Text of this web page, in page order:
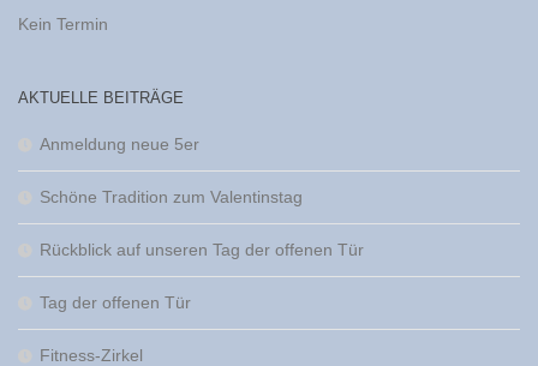
Kein Termin
AKTUELLE BEITRÄGE
Anmeldung neue 5er
Schöne Tradition zum Valentinstag
Rückblick auf unseren Tag der offenen Tür
Tag der offenen Tür
Fitness-Zirkel